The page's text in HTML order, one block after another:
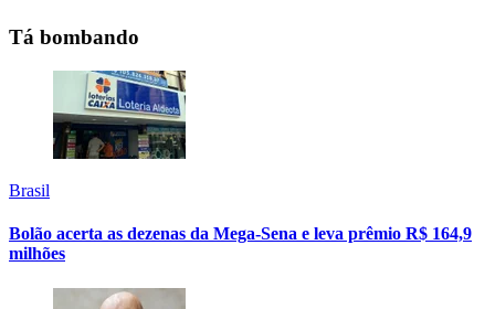
Tá bombando
Brasil
Bolão acerta as dezenas da Mega-Sena e leva prêmio R$ 164,9
milhões